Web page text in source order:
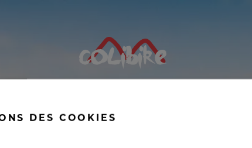
DES COOKIES
de SUP, Livraison